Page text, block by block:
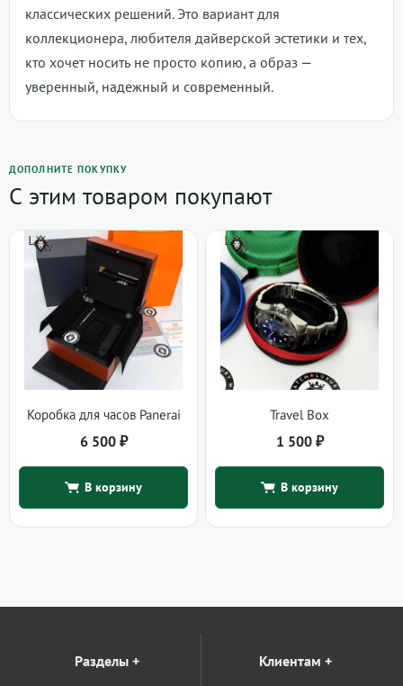
классических решений. Это вариант для
коллекционера, любителя дайверской эстетики и тех,
кто хочет носить не просто копию, а образ —
уверенный, надежный и современный.
ДОПОЛНИТЕ ПОКУПКУ
С этим товаром покупают
Коробка для часов Panerai
6 500 ₽
В корзину
Travel Box
1 500 ₽
В корзину
Разделы + Клиентам +